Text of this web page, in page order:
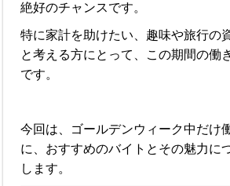
絶好のチャンスです。
特に家計を助けたい、趣味や旅行の
と考える方にとって、この期間の働
です。
今回は、ゴールデンウィーク中だけ
に、おすすめのバイトとその魅力に
します。